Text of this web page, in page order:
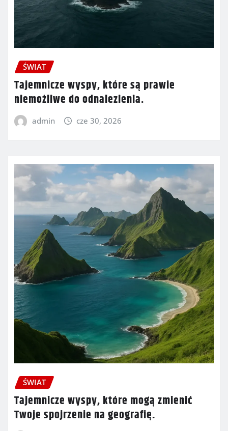
ŚWIAT
Tajemnicze wyspy, które są prawie
niemożliwe do odnalezienia.
admin cze 30, 2026
ŚWIAT
Tajemnicze wyspy, które mogą zmienić
Twoje spojrzenie na geografię.